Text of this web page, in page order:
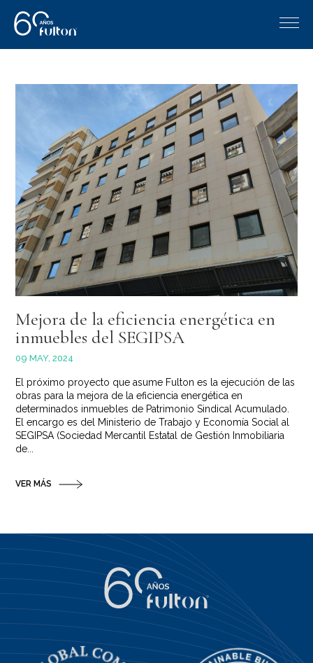
Mejora de la eficiencia energética en
inmuebles del SEGIPSA
09 MAY, 2024
El próximo proyecto que asume Fulton es la ejecución de las
obras para la mejora de la eficiencia energética en
determinados inmuebles de Patrimonio Sindical Acumulado.
El encargo es del Ministerio de Trabajo y Economía Social al
SEGIPSA (Sociedad Mercantil Estatal de Gestión Inmobiliaria
de...
VER MÁS